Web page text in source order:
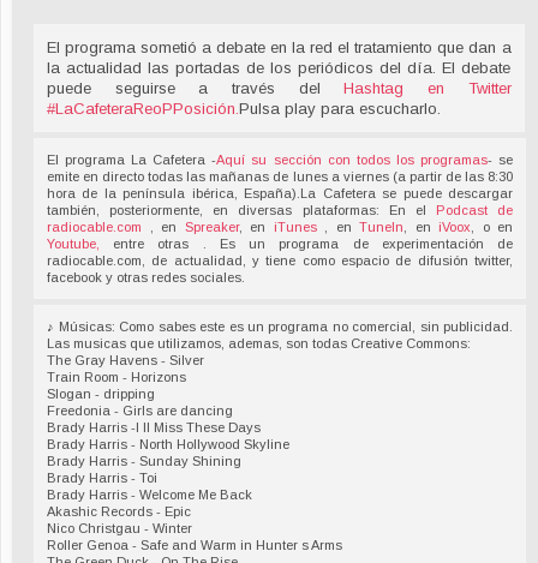
El programa sometió a debate en la red el tratamiento que dan a
la actualidad las portadas de los periódicos del día. El debate
puede seguirse a través delHashtag en Twitter
#LaCafeteraReoPPosición.Pulsa play para escucharlo.
El programa La Cafetera -Aquí su sección con todos los programas- se
emite en directo todas las mañanas de lunes a viernes (a partir de las 8:30
hora de la península ibérica, España).La Cafetera se puede descargar
también, posteriormente, en diversas plataformas: En el Podcast de
radiocable.com
, en Spreaker, en iTunes , enTuneIn , en iVoox , o en
Youtube,
entre otras . Es un programa de experimentación de
radiocable.com, de actualidad, y tiene como espacio de difusión twitter,
facebook y otras redes sociales.
♪ Músicas: Como sabes este es un programa no comercial, sin publicidad.
Las musicas que utilizamos, ademas, son todas Creative Commons:
The Gray Havens - Silver
Train Room - Horizons
Slogan - dripping
Freedonia - Girls are dancing
Brady Harris -I ll Miss These Days
Brady Harris - North Hollywood Skyline
Brady Harris - Sunday Shining
Brady Harris - Toi
Brady Harris - Welcome Me Back
Akashic Records - Epic
Nico Christgau - Winter
Roller Genoa - Safe and Warm in Hunter s Arms